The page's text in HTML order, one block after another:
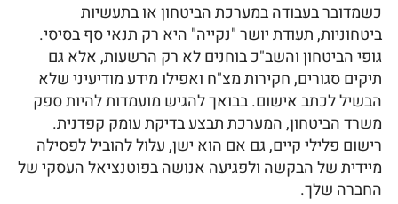
כשמדובר בעבודה במערכת הביטחון או בתעשיות
ביטחוניות, תעודת יושר "נקייה" היא רק תנאי סף בסיסי.
גופי הביטחון והשב"כ בוחנים לא רק הרשעות, אלא גם
תיקים סגורים, חקירות מצ"ח ואפילו מידע מודיעיני שלא
הבשיל לכתב אישום. בבואך להגיש מועמדות להיות ספק
משרד הביטחון, המערכת תבצע בדיקת עומק קפדנית.
רישום פלילי קיים, גם אם הוא ישן, עלול להוביל לפסילה
מיידית של הבקשה ולפגיעה אנושה בפוטנציאל העסקי של
החברה שלך.